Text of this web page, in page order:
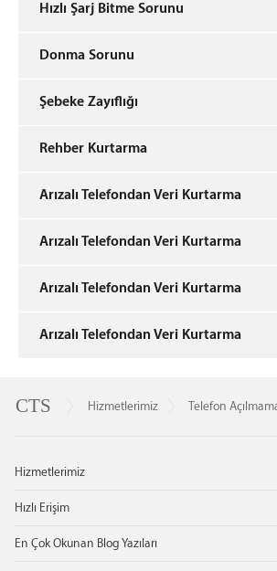
Hızlı Şarj Bitme Sorunu
Donma Sorunu
Şebeke Zayıflığı
Rehber Kurtarma
Arızalı Telefondan Veri Kurtarma
Arızalı Telefondan Veri Kurtarma
Arızalı Telefondan Veri Kurtarma
Arızalı Telefondan Veri Kurtarma
CTS
Cep
Hizmetlerimiz Telefon
Telefonu
Hizmetlerimiz
Hızlı Erişim
En Çok Okunan Blog Yazıları